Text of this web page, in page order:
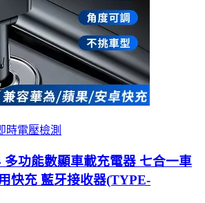
時電壓檢測
功能數顯車載充電器 七合一車
快充 藍牙接收器(TYPE-